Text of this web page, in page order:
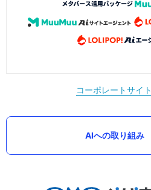
コーポレートサイト
AIへの取り組み